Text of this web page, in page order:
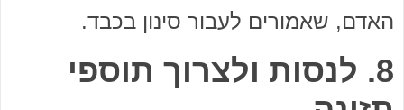
האדם, שאמורים לעבור סינון בכבד.
8. לנסות ולצרוך תוספי